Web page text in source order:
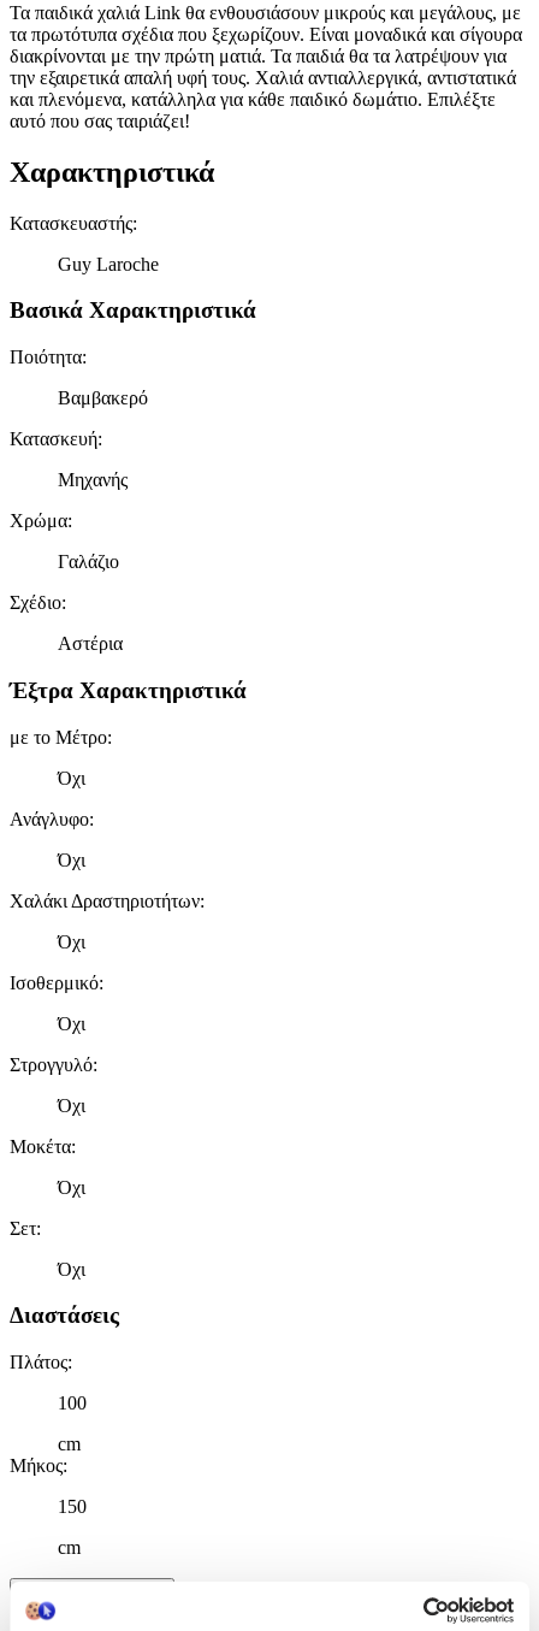
Τα παιδικά χαλιά Link θα ενθουσιάσουν μικρούς και μεγάλους, με
τα πρωτότυπα σχέδια που ξεχωρίζουν. Είναι μοναδικά και σίγουρα
διακρίνονται με την πρώτη ματιά. Τα παιδιά θα τα λατρέψουν για
την εξαιρετικά απαλή υφή τους. Χαλιά αντιαλλεργικά, αντιστατικά
και πλενόμενα, κατάλληλα για κάθε παιδικό δωμάτιο. Επιλέξτε
αυτό που σας ταιριάζει!
Χαρακτηριστικά
Κατασκευαστής:
Guy Laroche
Βασικά Χαρακτηριστικά
Ποιότητα:
Βαμβακερό
Κατασκευή:
Μηχανής
Χρώμα:
Γαλάζιο
Σχέδιο:
Αστέρια
Έξτρα Χαρακτηριστικά
με το Μέτρο:
Όχι
Ανάγλυφο:
Όχι
Χαλάκι Δραστηριοτήτων:
Όχι
Ισοθερμικό:
Όχι
Στρογγυλό:
Όχι
Μοκέτα:
Όχι
Σετ:
Όχι
Διαστάσεις
Πλάτος:
100
cm
Μήκος:
150
cm
Χαρακτηριστικά